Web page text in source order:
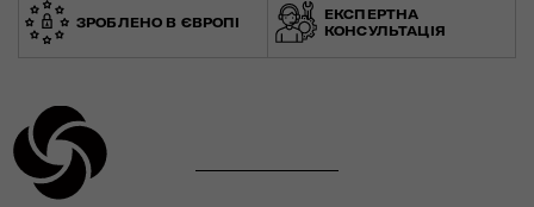
ЗРОБЛЕНО В ЄВРОПІ
ЕКСПЕРТНА
КОНСУЛЬТАЦІЯ